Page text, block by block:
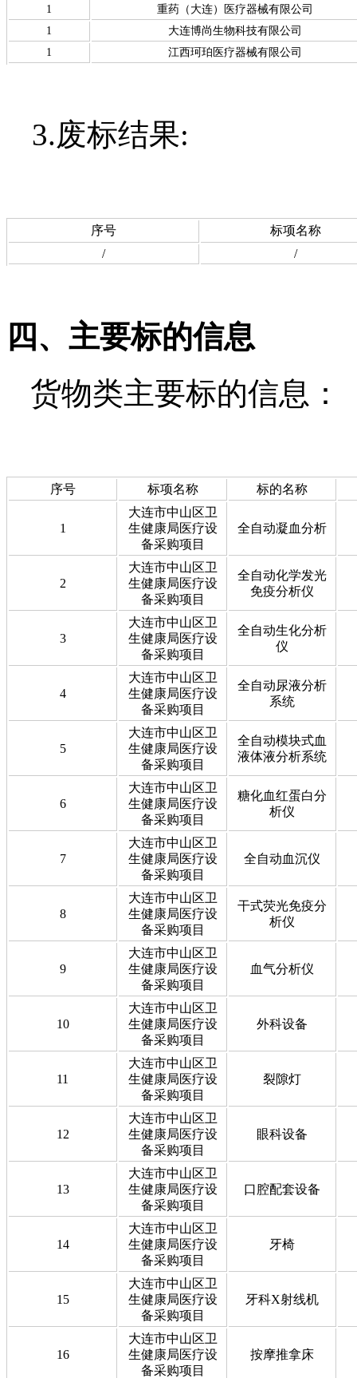
1
重药（大连）医疗器械有限公司
1
大连博尚生物科技有限公司
1
江西珂珀医疗器械有限公司
3.废标结果:
序号
标项名称
/
/
四、主要标的信息
货物类主要标的信息
序号 标项名称 标的名称
1
大连市中山区卫
生健康局医疗设
备采购项目
全自动凝血分析
2
大连市中山区卫
生健康局医疗设
备采购项目
全自动化学发光
免疫分析仪
3
大连市中山区卫
生健康局医疗设
备采购项目
全自动生化分析
仪
4
大连市中山区卫
生健康局医疗设
备采购项目
全自动尿液分析
系统
5
大连市中山区卫
生健康局医疗设
备采购项目
全自动模块式血
液体液分析系统
6
大连市中山区卫
生健康局医疗设
备采购项目
糖化血红蛋白分
析仪
7
大连市中山区卫
生健康局医疗设
备采购项目
全自动血沉仪
8
大连市中山区卫
生健康局医疗设
备采购项目
干式荧光免疫分
析仪
9
大连市中山区卫
生健康局医疗设
备采购项目
血气分析仪
10
大连市中山区卫
生健康局医疗设
备采购项目
外科设备
11
大连市中山区卫
生健康局医疗设
备采购项目
裂隙灯
12
大连市中山区卫
生健康局医疗设
备采购项目
眼科设备
13
大连市中山区卫
生健康局医疗设
备采购项目
口腔配套设备
14
大连市中山区卫
生健康局医疗设
备采购项目
牙椅
15
大连市中山区卫
生健康局医疗设
备采购项目
牙科X射线机
16
大连市中山区卫
生健康局医疗设
备采购项目
按摩推拿床